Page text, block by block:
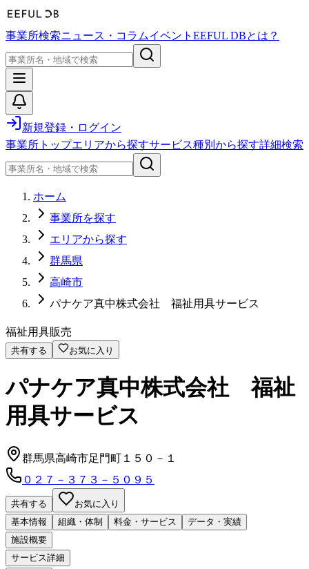
事業所検索ニュース・コラムイベント EEFUL DBとは？
新規登録・ログイン
事業所トップエリアから探すサービス種別から探す詳細検索
ホーム
事業所を探す
エリアから探す
群馬県
高崎市
パナケア真中株式会社 福祉用具サービス
福祉用具販売
共有する お気に入り
パナケア真中株式会社 福祉
用具サービス
群馬県高崎市足門町１５０－１
０２７－３７３－５０９５
共有する
お気に入り
基本情報
組織・体制 料金・サービス
データ・実績
施設概要
サービス詳細